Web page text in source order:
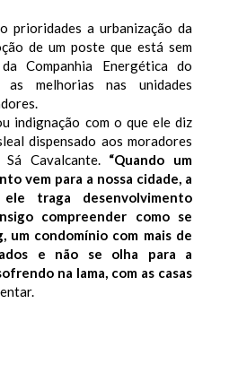
prioridades a urbanização da
de um poste que está sem
Companhia Energética do
as melhorias nas unidades
indignação com o que ele diz
dispensado aos moradores
Cavalcante. “Quando um
vem para a nossa cidade, a
traga desenvolvimento
compreender como se
um condomínio com mais de
e não se olha para a
na lama, com as casas